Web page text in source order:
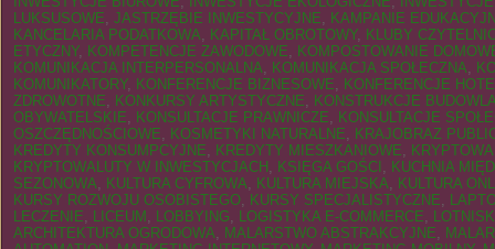
LUKSUSOWE, JASTRZĘBIE INWESTYCYJNE, KAMPANIE
KANCELARIA PODATKOWA, KAPITAŁ OBROTOWY, KLUBY
ETYCZNY, KOMPETENCJE ZAWODOWE, KOMPOSTOWANIE
KOMUNIKACJA INTERPERSONALNA, KOMUNIKACJA SPOŁECZNA,
KOMUNIKATORY, KONFERENCJE BIZNESOWE, KONFERENCJE
ZDROWOTNE, KONKURSY ARTYSTYCZNE, KONSTRUKCJE
OBYWATELSKIE, KONSULTACJE PRAWNICZE, KONSULTACJE
OSZCZĘDNOŚCIOWE, KOSMETYKI NATURALNE, KRAJOBRAZ
KREDYTY KONSUMPCYJNE, KREDYTY MIESZKANIOWE,
KRYPTOWALUTY W INWESTYCJACH , KSIĘGA GOŚCI , KUCHNIA
SEZONOWA, KULTURA CYFROWA, KULTURA MIEJSKA, KULTURA
KURSY ROZWOJU OSOBISTEGO, KURSY SPECJALISTYCZNE,
LECZENIE, LICEUM , LOBBYING, LOGISTYKA E-COMMERCE,
ARCHITEKTURA OGRODOWA, MALARSTWO ABSTRAKCYJNE,